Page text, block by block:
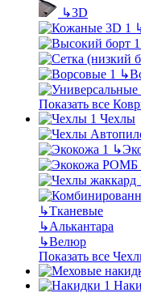
↳3D
↳
Показать все
Чехлы
↳
↳Тканевые
↳Алькантара
↳Велюр
Показать все